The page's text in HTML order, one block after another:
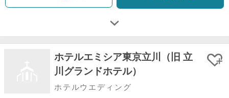
ホテルエミシア東京立川（旧 立
川グランドホテル）
ホテルウエディング